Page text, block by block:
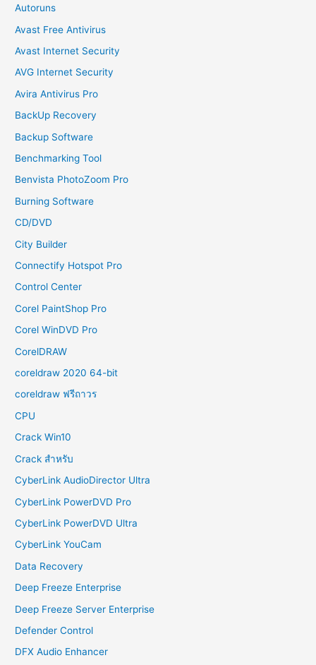
Autoruns
Avast Free Antivirus
Avast Internet Security
AVG Internet Security
Avira Antivirus Pro
BackUp Recovery
Backup Software
Benchmarking Tool
Benvista PhotoZoom Pro
Burning Software
CD/DVD
City Builder
Connectify Hotspot Pro
Control Center
Corel PaintShop Pro
Corel WinDVD Pro
CorelDRAW
coreldraw 2020 64-bit
coreldraw ฟรีถาวร
CPU
Crack Win10
Crack สำหรับ
CyberLink AudioDirector Ultra
CyberLink PowerDVD Pro
CyberLink PowerDVD Ultra
CyberLink YouCam
Data Recovery
Deep Freeze Enterprise
Deep Freeze Server Enterprise
Defender Control
DFX Audio Enhancer